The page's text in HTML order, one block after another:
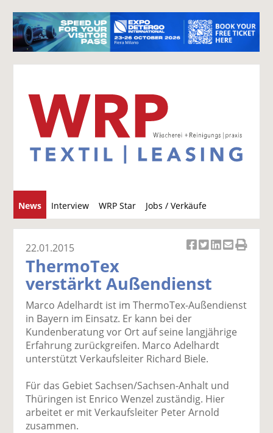
News Interview WRP Star Jobs / Verkäufe
u
c
k
el
a
uf
F
ac
e
b
o
o
k
k
el
t
wi
tt
er
n
k
a
uf
Li
n
di
n
te
el
p
er
E
v
el
D
ck
22.01.2015
ThermoTex
verstärkt Außendienst
Marco Adelhardt ist im ThermoTex-Außendienst
in Bayern im Einsatz. Er kann bei der
Kundenberatung vor Ort auf seine langjährige
Erfahrung zurückgreifen. Marco Adelhardt
unterstützt Verkaufsleiter Richard Biele.
Für das Gebiet Sachsen/Sachsen-Anhalt und
Thüringen ist Enrico Wenzel zuständig. Hier
arbeitet er mit Verkaufsleiter Peter Arnold
zusammen.